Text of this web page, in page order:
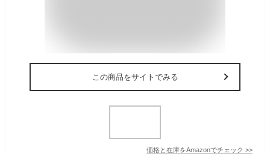
この商品をサイトでみる
価格と在庫をAmazonでチェック >>